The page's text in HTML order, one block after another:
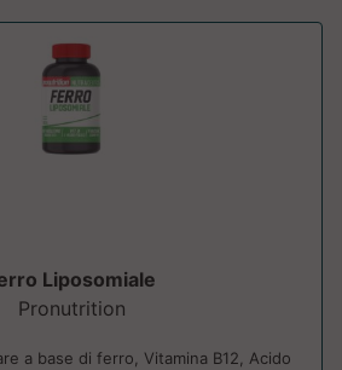
Liposomiale
Pronutrition
a base di ferro, Vitamina B12, Acido